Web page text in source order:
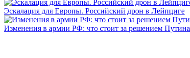
Эскалация для Европы. Российский дрон в Лейпциге
Изменения в армии РФ: что стоит за решением Путина